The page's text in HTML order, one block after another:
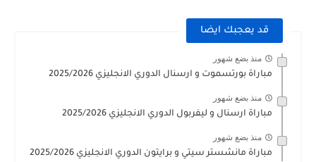
قد يعجبك ايضا
منذ بضع شهور
مباراة بورتسموت و ارسنال الدوري الانجليزي 2025/2026
منذ بضع شهور
مباراة ارسنال و ليفربول الدوري الانجليزي 2025/2026
منذ بضع شهور
مباراة مانشستر سيتي و برايتون الدوري الانجليزي 2025/2026